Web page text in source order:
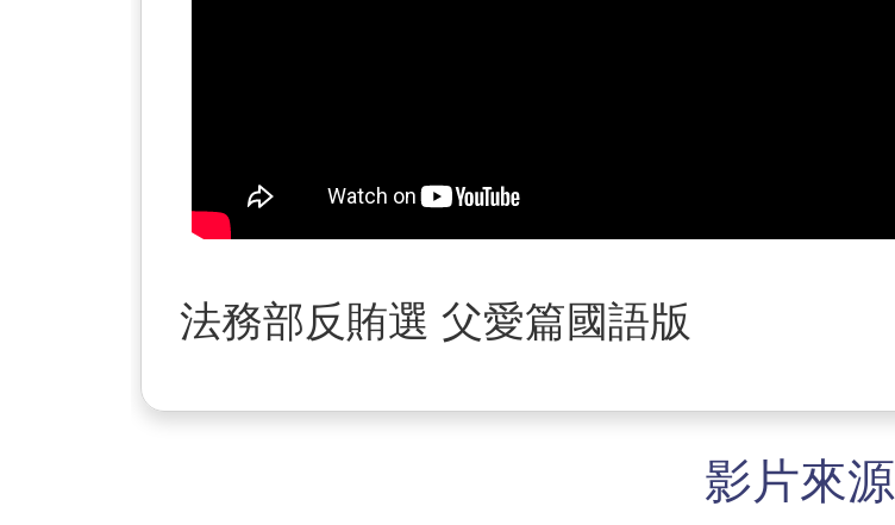
法務部反賄選 父愛篇國語版
影片來源